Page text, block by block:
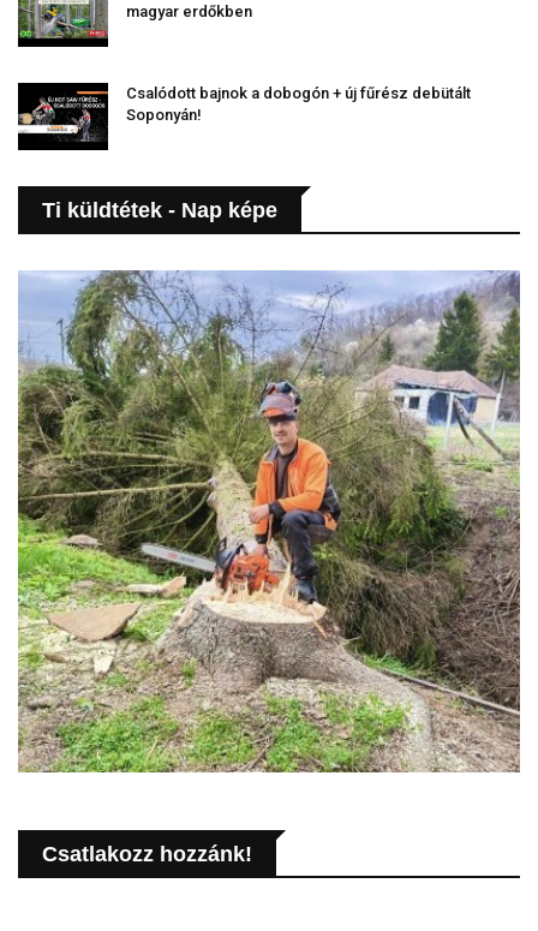
magyar erdőkben
Csalódott bajnok a dobogón + új fűrész debütált
Soponyán!
Ti küldtétek - Nap képe
Csatlakozz hozzánk!